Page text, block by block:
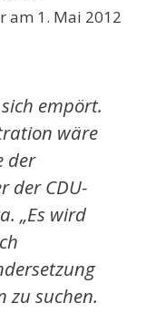
am 1. Mai 2012
empört.
wäre
der
der CDU-
„Es wird
zu suchen.